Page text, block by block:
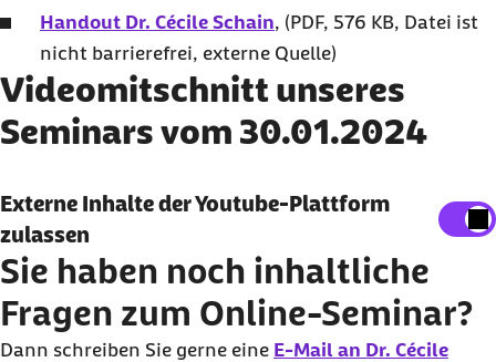
Handout Dr. Cécile Schain, (PDF, 576 KB, Datei ist
nicht barrierefrei, externe Quelle)
Videomitschnitt unseres
Seminars vom 30.01.2024
Externe Inhalte der Youtube-Plattform
anzeigen
Sie können an dieser Stelle einstellen, alle externe
Inhalte auf der Website anzeigen zu lassen.
Ich bin damit einverstanden, dass personenbezogene
Externe Inhalte der Youtube-Plattform
zulassen
Sie haben noch inhaltliche
Fragen zum Online-Seminar?
Dann schreiben Sie gerne eine E-Mail an Dr. Cécile